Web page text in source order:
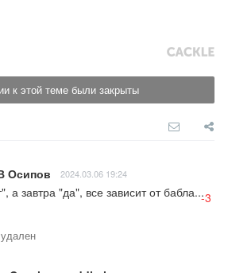
к этой теме были закрыты
Осипов 2024.03.06 19:24
а завтра "да", все зависит от бабла...-3